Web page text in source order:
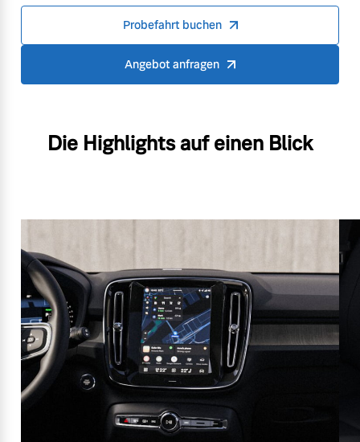
Probefahrt buchen
Angebot anfragen
Die Highlights auf einen Blick